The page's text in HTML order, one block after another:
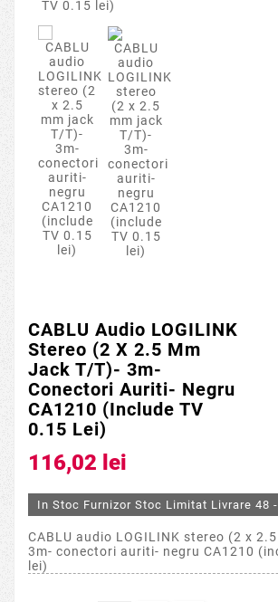
CABLU Audio LOGILINK
Stereo (2 X 2.5 Mm
Jack T/T)- 3m-
Conectori Auriti- Negru
CA1210 (include TV
0.15 Lei)
116,02 lei
In Stoc Furnizor Stoc Limitat Livrare 48
CABLU audio LOGILINK stereo (2 x
3m- conectori auriti- negru CA1210
lei)